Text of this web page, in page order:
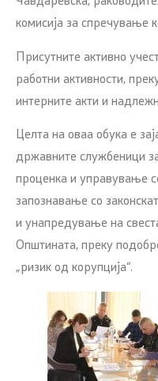
комисија за спречување
Присутните активно
работни активности,
интерните акти и
Целта на оваа обука е
државните службеници
проценка и управување
запознавање со
и унапредување на
Општината, преку
„ризик од корупција“.